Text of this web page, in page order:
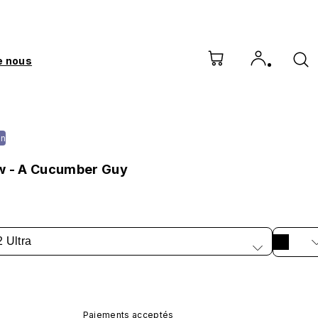
nous
- A Cucumber Guy
Ultra
Paiements acceptés